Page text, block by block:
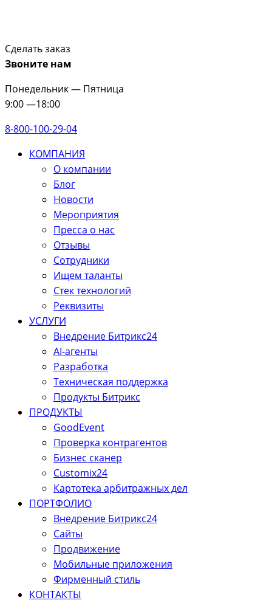
Сделать заказ
Звоните нам
Понедельник — Пятница
9:00 —18:00
8-800-100-29-04
КОМПАНИЯ
О компании
Блог
Новости
Мероприятия
Пресса о нас
Отзывы
Сотрудники
Ищем таланты
Стек технологий
Реквизиты
УСЛУГИ
Внедрение Битрикс24
AI-агенты
Разработка
Техническая поддержка
Продукты Битрикс
ПРОДУКТЫ
GoodEvent
Проверка контрагентов
Бизнес сканер
Customix24
Картотека арбитражных дел
ПОРТФОЛИО
Внедрение Битрикс24
Сайты
Продвижение
Мобильные приложения
Фирменный стиль
КОНТАКТЫ